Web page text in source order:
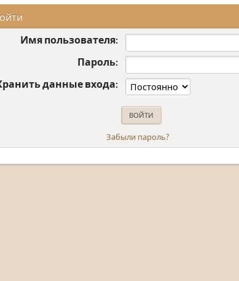
Имя пользователя:
Пароль:
данные входа:
Забыли пароль?